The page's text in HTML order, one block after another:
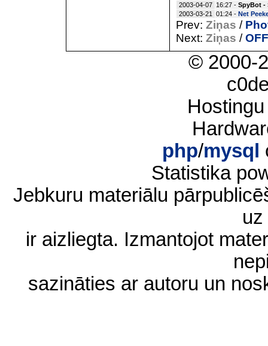
2003-04-07 16:27 - SpyBot -
2003-03-21
01:24 - Net
Prev: Ziņas /
Next: Ziņas /
© 2000-
php/mysql
Statistika
Jebkuru materiālu
ir aizliegta. Izmantojot
sazināties ar autoru un